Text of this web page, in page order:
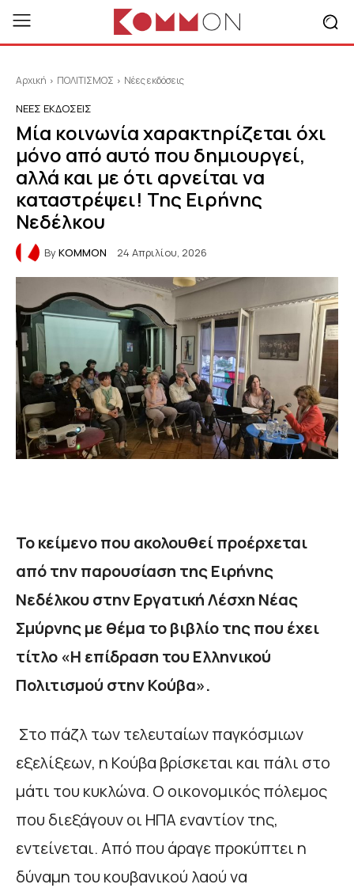
Αρχική ΠΟΛΙΤΙΣΜΟΣ Νέες εκδόσεις
ΝΈΕΣ ΕΚΔΌΣΕΙΣ
Μία κοινωνία χαρακτηρίζεται όχι
μόνο από αυτό που δημιουργεί,
αλλά και με ότι αρνείται να
καταστρέψει! Της Ειρήνης
Νεδέλκου
ByKOMMON 24 Απριλίου, 2026
Το κείμενο που ακολουθεί προέρχεται
από την παρουσίαση της Ειρήνης
Νεδέλκου στην Εργατική Λέσχη Νέας
Σμύρνης με θέμα το βιβλίο της που έχει
τίτλο «Η επίδραση του Ελληνικού
Πολιτισμού στην Κούβα».
Στο πάζλ των τελευταίων παγκόσμιων
εξελίξεων, η Κούβα βρίσκεται και πάλι στο
μάτι του κυκλώνα. Ο οικονομικός πόλεμος
που διεξάγουν οι ΗΠΑ εναντίον της,
εντείνεται. Από που άραγε προκύπτει η
δύναμη του κουβανικού λαού να